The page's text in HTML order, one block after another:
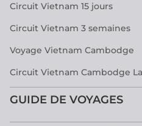
Circuit Vietnam 15 jours
Circuit Vietnam 3 semaines
Voyage Vietnam Cambodge
Circuit Vietnam Cambodge
GUIDE DE VOYAGES